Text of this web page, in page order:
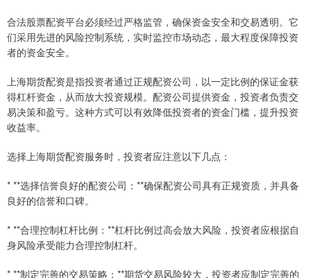
合法股票配资平台必须经过严格监管，确保资金安全和交易透明。它
们采用先进的风险控制系统，实时监控市场动态，最大程度保障投资
者的资金安全。
上海期货配资是指投资者通过正规配资公司，以一定比例的保证金获
得杠杆资金，从而放大投资规模。配资公司提供资金，投资者负责交
易决策和盈亏。这种方式可以有效降低投资者的资金门槛，提升投资
收益率。
选择上海期货配资服务时，投资者应注意以下几点：
* **选择信誉良好的配资公司：**确保配资公司具有正规资质，并具备
良好的信誉和口碑。
* **合理控制杠杆比例：**杠杆比例过高会放大风险，投资者应根据自
身风险承受能力合理控制杠杆。
* **制定完善的交易策略：**期货交易风险较大，投资者应制定完善的